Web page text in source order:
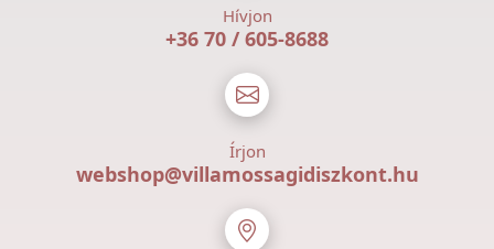
Hívjon
+36 70 / 605-8688
Írjon
webshop@villamossagidiszkont.hu